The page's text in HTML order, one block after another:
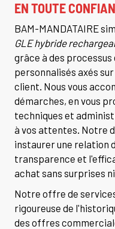
EN TOUTE
BAM-MANDATAIRE
GLE hybride
grâce à des
personnalisés axés
client. Nous vous
démarches, en vous
techniques et
à vos attentes. Notre
instaurer une relation
transparence et
achat sans surprises
Notre offre de
rigoureuse de
des offres